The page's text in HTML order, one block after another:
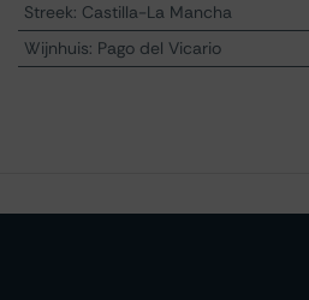
Streek: Castilla-La Mancha
Wijnhuis: Pago del Vicario